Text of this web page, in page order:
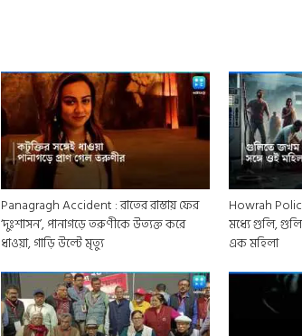
Panagragh Accident : রাতের রাস্তায় ফের
‘দুঃশাসন’, পানাগড়ে তরুণীকে উত্যক্ত করে
ধাওয়া, গাড়ি উল্টে মৃত্যু
Howrah
মধ্যে গুলি,
এক মহিলা